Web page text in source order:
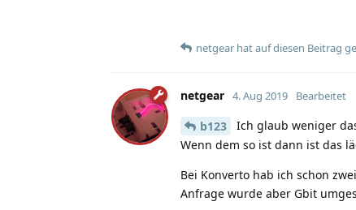
netgear hatauf diesen Beitrag
netgear 4. Aug 2019 Bearbeitet
b123 Ich glaub weniger
Wenn dem so ist dann ist das
Bei Konverto hab ich schon
Anfrage wurde aber Gbit